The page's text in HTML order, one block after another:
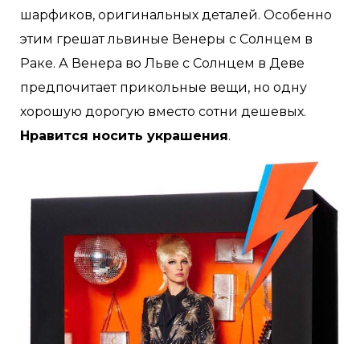
шарфиков, оригинальных деталей. Особенно
этим грешат львиные Венеры с Солнцем в
Раке. А Венера во Льве с Солнцем в Деве
предпочитает прикольные вещи, но одну
хорошую дорогую вместо сотни дешевых.
Нравится носить украшения.